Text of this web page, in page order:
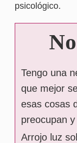
psicológico.
Tengo una
que mejor
esas cosas
preocupan
Arrojo luz